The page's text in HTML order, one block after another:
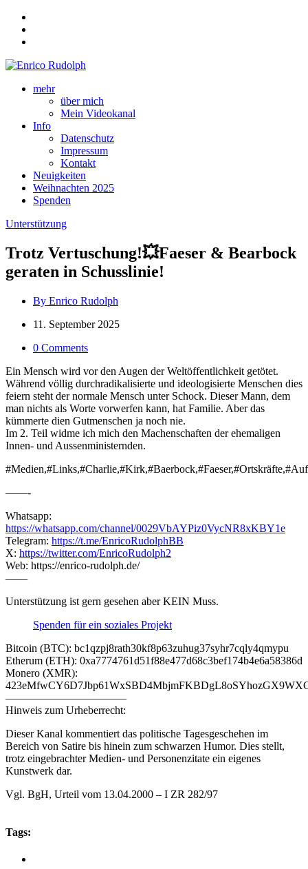
mehr
über mich
Mein Videokanal
Info
Datenschutz
Impressum
Kontakt
Neuigkeiten
Weihnachten 2025
Spenden
Unterstützung
Trotz Vertuschung!💥Faeser & Bearbock
geraten in Schusslinie!
By Enrico Rudolph
11. September 2025
0 Comments
Ein Mensch wird vor den Augen der Weltöffentlichkeit getötet.
Während völlig durchradikalisierte und ideologisierte Menschen dies
feiern steht der normale Mensch unter Schock. Dieser Mann, dem
man nichts als Worte vorwerfen kann, hat Familie. Aber das
kümmerte dien Gutmenschen ja noch nie.
Im 2. Teil widme ich mich den Machenschaften der ehemaligen
Innen- und Aussenministernden.
——-
Whatsapp:
https://whatsapp.com/channel/0029VbAYPiz0VycNR8xKBY1e
Telegram: https://t.me/EnricoRudolphBB
X: https://twitter.com/EnricoRudolph2
Web: https://enrico-rudolph.de/
——
Unterstützung ist gern gesehen aber KEIN Muss.
Spenden für ein soziales Projekt
Bitcoin (BTC): bc1qzpj8rath30kf8p63zuhug37syhr7cqly4qmypu
Etherum (ETH): 0xa7774761d51f88e477d68c3bef174b4e6a58386d
Monero (XMR):
———————————
Hinweis zum Urheberrecht:
Dieser Kanal kommentiert das politische Tagesgeschehen im
Bereich von Satire bis hinein zum schwarzen Humor. Dies stellt,
trotz eingebrachter Medien- und Personenzitate ein eigenes
Kunstwerk dar.
Vgl. BgH, Urteil vom 13.04.2000 – I ZR 282/97
Tags: